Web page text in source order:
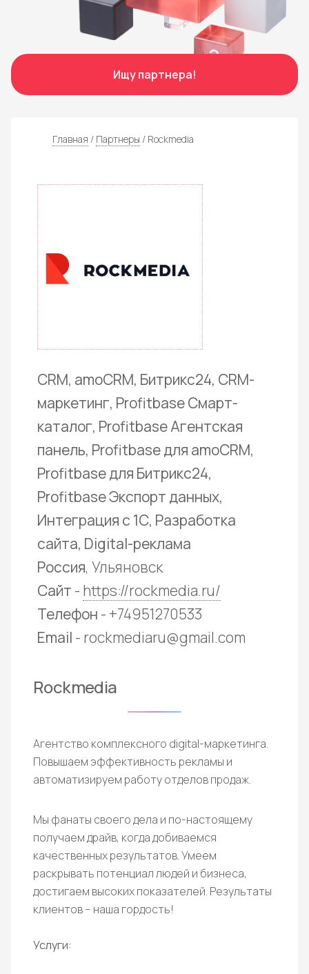
Ищу партнера!
Главная / Партнеры / Rockmedia
Rockmedia
Агентство комплексного digital-маркетинга.
Повышаем эффективность рекламы и
автоматизируем работу отделов продаж.
Мы фанаты своего дела и по-настоящему
получаем драйв, когда добиваемся
качественных результатов. Умеем
раскрывать потенциал людей и бизнеса,
достигаем высоких показателей. Результаты
клиентов – наша гордость!
Услуги:
CRM, amoCRM, Битрикс24, CRM-
маркетинг, Profitbase Смарт-
каталог, Profitbase Агентская
панель, Profitbase для amoCRM,
Profitbase для Битрикс24,
Profitbase Экспорт данных,
Интеграция с 1С, Разработка
сайта, Digital-реклама
Россия, Ульяновск
Сайт - https://rockmedia.ru/
Телефон - +74951270533
Email - rockmediaru@gmail.com